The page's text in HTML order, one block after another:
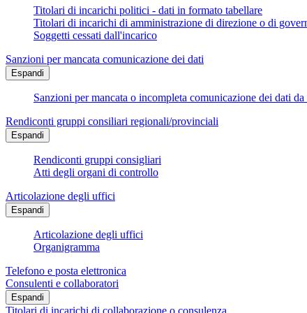
Titolari di incarichi politici - dati in formato tabellare
Titolari di incarichi di amministrazione di direzione o di
Soggetti cessati dall'incarico
Sanzioni per mancata comunicazione dei dati
Espandi
Sanzioni per mancata o incompleta comunicazione dei dati
Rendiconti gruppi consiliari regionali/provinciali
Espandi
Rendiconti gruppi consigliari
Atti degli organi di controllo
Articolazione degli uffici
Espandi
Articolazione degli uffici
Organigramma
Telefono e posta elettronica
Consulenti e collaboratori
Espandi
Titolari di incarichi di collaborazione o consulenza